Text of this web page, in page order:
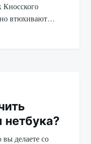
Кносского
втюхивают…
нетбука?
вы делаете со